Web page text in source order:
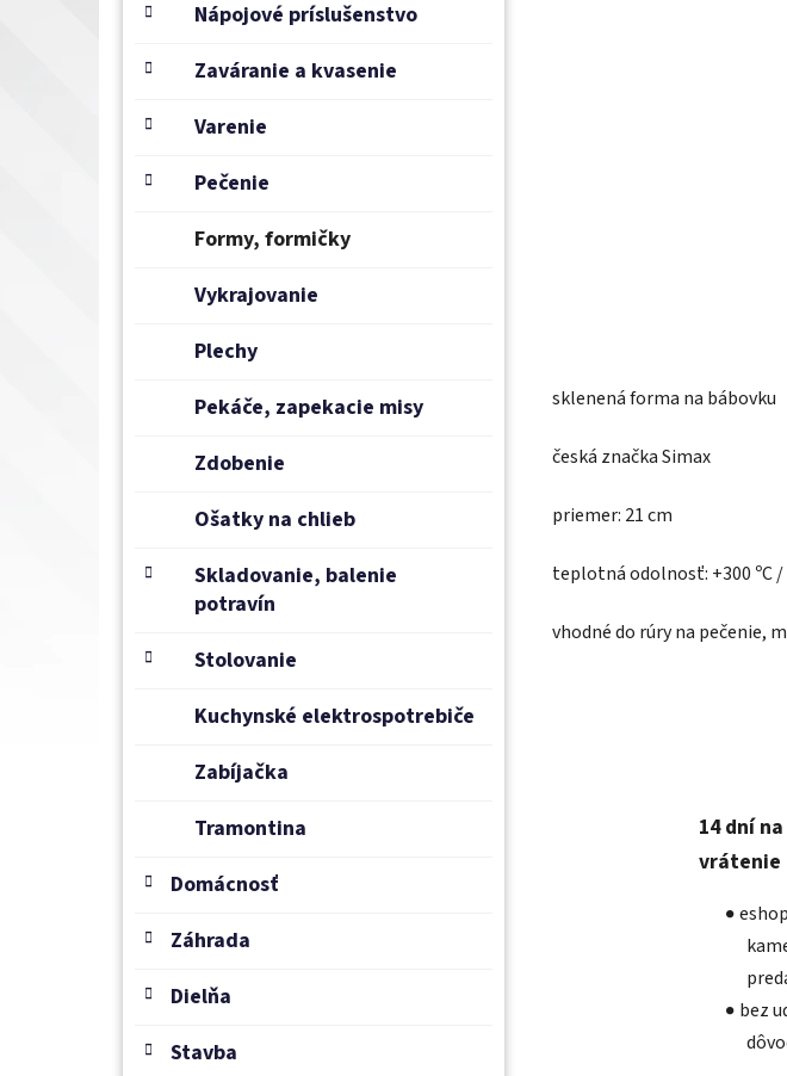
Nápojové príslušenstvo
Zaváranie a kvasenie
Varenie
Pečenie
Formy, formičky
Vykrajovanie
Plechy
Pekáče, zapekacie misy
Zdobenie
Ošatky na chlieb
Skladovanie, balenie
potravín
Stolovanie
Kuchynské elektrospotrebiče
Zabíjačka
Tramontina
Domácnosť
Záhrada
Dielňa
Stavba
sklenená forma na bábovku
česká značka Simax
priemer: 21 cm
teplotná odolnosť: +300 ºC /
vhodné do rúry na pečenie,
14 dní na
vrátenie
bez